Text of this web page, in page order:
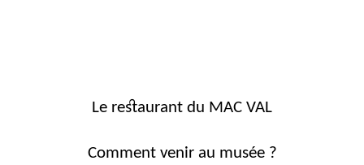
Le restaurant du MAC VAL
Comment venir au musée ?